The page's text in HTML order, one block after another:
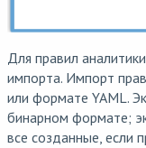
Для правил
импорта. Импорт
или формате YAML.
бинарном формате;
все созданные, если